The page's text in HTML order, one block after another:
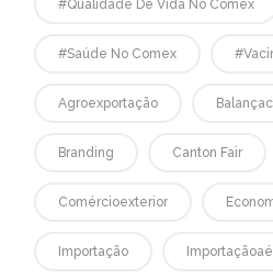
#qualidade De Vida No Comex
#saúde No Comex
Agroexportação
Branding Canton Fair
Comércioexterior
Importação